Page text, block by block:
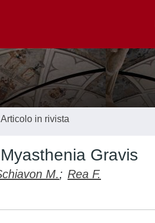
in rivista
Gravis
M.; Rea F.